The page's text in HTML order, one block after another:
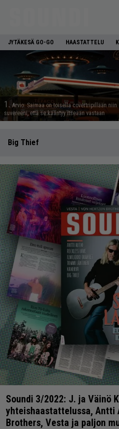
JYTÄKESÄ GO-GO HAASTATTELU
1. Arvio: Saimaa on toisella covertripillään niin
suvereeni, että se kääntyy itseään vastaan
Big Thief
Soundi 3/2022: J. ja Väinö
yhteishaastattelussa, Antti
Brothers, Vesta ja paljon